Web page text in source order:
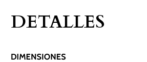
DETALLES
DIMENSIONES